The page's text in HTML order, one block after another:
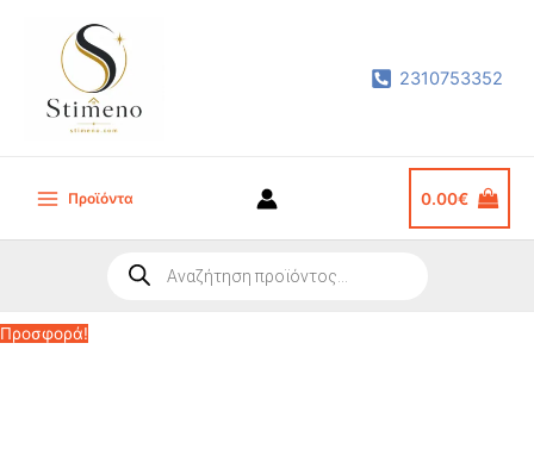
περιεχόμενο
2310753352
Main
Προϊόντα 0.00€
search
Προσφορά!